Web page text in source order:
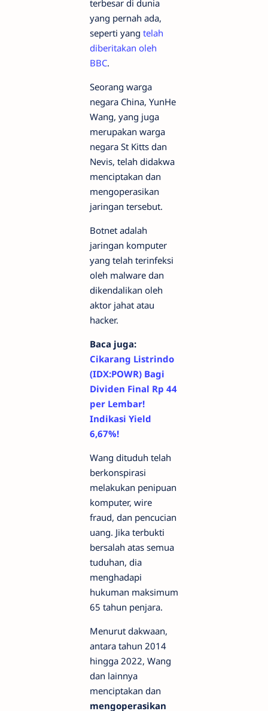
terbesar di dunia
yang pernah ada,
seperti yang telah
diberitakan oleh
BBC.
Seorang warga
negara China, YunHe
Wang, yang juga
merupakan warga
negara St Kitts dan
Nevis, telah didakwa
menciptakan dan
mengoperasikan
jaringan tersebut.
Botnet adalah
jaringan komputer
yang telah terinfeksi
oleh malware dan
dikendalikan oleh
aktor jahat atau
hacker.
Baca juga:
Cikarang Listrindo
(IDX:POWR) Bagi
Dividen Final Rp 44
per Lembar!
Indikasi Yield
6,67%!
Wang dituduh telah
berkonspirasi
melakukan penipuan
komputer, wire
fraud, dan pencucian
uang. Jika terbukti
bersalah atas semua
tuduhan, dia
menghadapi
hukuman maksimum
65 tahun penjara.
Menurut dakwaan,
antara tahun 2014
hingga 2022, Wang
dan lainnya
menciptakan dan
mengoperasikan